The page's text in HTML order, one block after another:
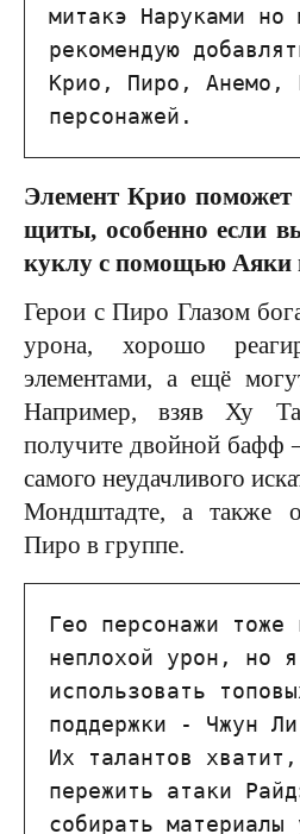
митакэ Наруками но
рекомендую
Крио, Пиро, Анемо,
персонажей.
Элемент Крио поможет
щиты, особенно если
куклу с помощью
Герои с Пиро Глазом
урона, хорошо
элементами, а ещё
Например, взяв Ху
получите двойной бафф
самого неудачливого
Мондштадте, а также
Пиро в группе.
Гео персонажи тоже
неплохой урон, но я
использовать
поддержки - Чжун
Их талантов
пережить атаки
собирать материалы